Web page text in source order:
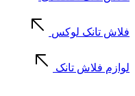
فلاش تانک لوکس
لوازم فلاش تانک